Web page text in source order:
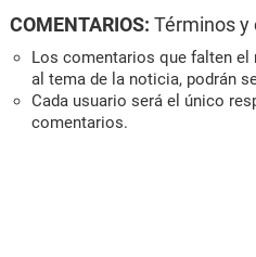
COMENTARIOS: Términos y
Los comentarios que falten el
al tema de la noticia, podrán
Cada usuario será el único
comentarios.